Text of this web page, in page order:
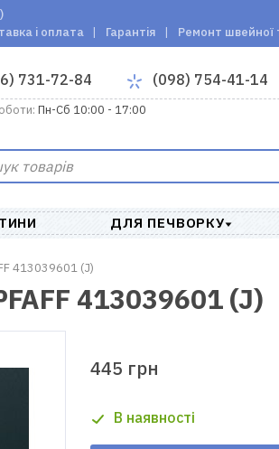
і оплата Гарантія Ремонт швейної
731-72-84 (098) 754-41-14
Пн-Сб 10:00 - 17:00
ДЛЯ ПЕЧВОРКУ
413039601 (J)
413039601 (J)
445 грн
В наявності